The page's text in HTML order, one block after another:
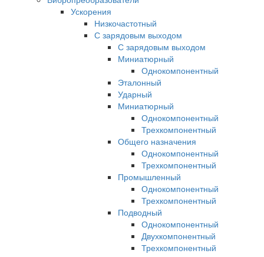
Ускорения
Низкочастотный
С зарядовым выходом
С зарядовым выходом
Миниатюрный
Однокомпонентный
Эталонный
Ударный
Миниатюрный
Однокомпонентный
Трехкомпонентный
Общего назначения
Однокомпонентный
Трехкомпонентный
Промышленный
Однокомпонентный
Трехкомпонентный
Подводный
Однокомпонентный
Двухкомпонентный
Трехкомпонентный